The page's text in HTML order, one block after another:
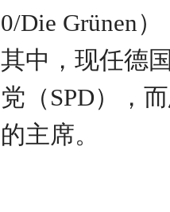
0/Die Grünen
其中，现任德
党（SPD），
的主席。